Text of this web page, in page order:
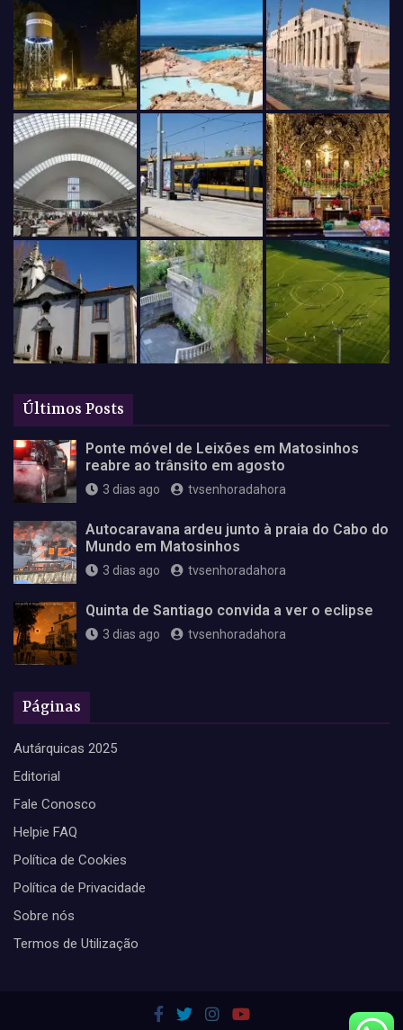
Últimos Posts
Ponte móvel de Leixões em Matosinhos
reabre ao trânsito em agosto
3 dias ago tvsenhoradahora
Autocaravana ardeu junto à praia do Cabo do
Mundo em Matosinhos
3 dias ago tvsenhoradahora
Quinta de Santiago convida a ver o eclipse
3 dias ago tvsenhoradahora
Páginas
Autárquicas 2025
Editorial
Fale Conosco
Helpie FAQ
Política de Cookies
Política de Privacidade
Sobre nós
Termos de Utilização